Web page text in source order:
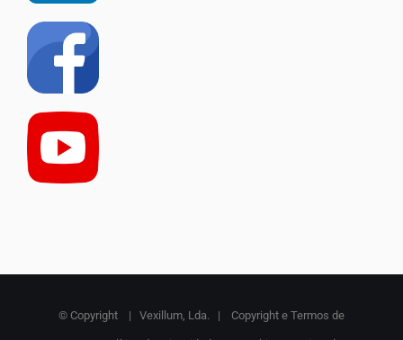
© Copyright | Vexillum, Lda. | Copyright e Termos de